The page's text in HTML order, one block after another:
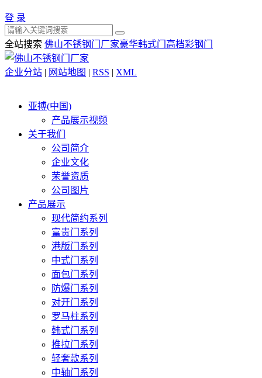
登 录
全站搜索 佛山不锈钢门厂家豪华韩式门 高档彩钢门
企业分站 | 网站地图 | RSS | XML
亚搏(中国)
产品展示视频
关于我们
公司简介
企业文化
荣誉资质
公司图片
产品展示
现代简约系列
富贵门系列
港版门系列
中式门系列
面包门系列
防爆门系列
对开门系列
罗马柱系列
韩式门系列
推拉门系列
轻奢款系列
中轴门系列